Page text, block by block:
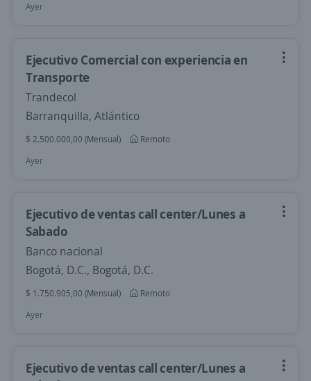
Ayer
Ejecutivo Comercial con experiencia en
Transporte
Trandecol
Barranquilla, Atlántico
$ 2.500.000,00 (Mensual)
Remoto
Ayer
Ejecutivo de ventas call center/Lunes a
Sabado
Banco nacional
Bogotá, D.C., Bogotá, D.C.
$ 1.750.905,00 (Mensual)
Remoto
Ayer
Ejecutivo de ventas call center/Lunes a